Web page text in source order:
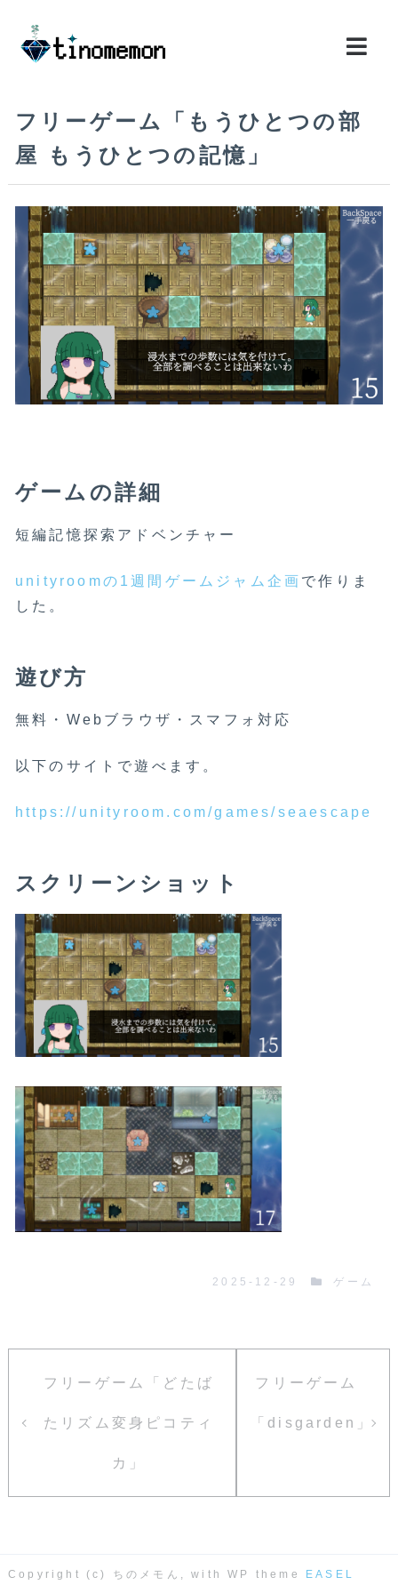
フリーゲーム「もうひとつの部
屋 もうひとつの記憶」
ゲームの詳細
短編記憶探索アドベンチャー
unityroomの1週間ゲームジャム企画 で作りま
した。
遊び方
無料・Webブラウザ・スマフォ対応
以下のサイトで遊べます。
https://unityroom.com/games/seaescape
スクリーンショット
2025-12-29 ゲーム
フリーゲーム「どたば
たリズム変身ピコティ
カ」
フリーゲーム
「disgarden」
Copyright (c) ちのメモん, with WP theme EASEL